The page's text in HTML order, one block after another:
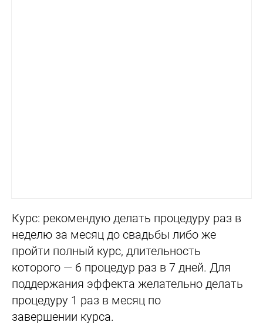
Курс: рекомендую делать процедуру раз в
неделю за месяц до свадьбы либо же
пройти полный курс, длительность
которого — 6 процедур раз в 7 дней. Для
поддержания эффекта желательно делать
процедуру 1 раз в месяц по
завершении курса.